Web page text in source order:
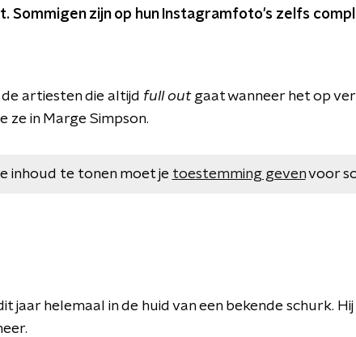
Sommigen zijn op hun Instagramfoto's zelfs
de artiesten die altijd full outgaat wanneer het op
in Marge Simpson.
inhoud te tonen moet je toestemming gevenvoor
jaar helemaal in de huid van een bekende schurk.